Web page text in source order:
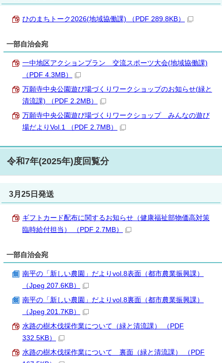
ひのまちトーク2026(地域協働課) （PDF 289.8KB）
一部自治会宛
一中地区アクションプラン 交流スポーツ大会(地域協働課)
（PDF 4.3MB）
万願寺中央公園遊び場づくりワークショップのお知らせ(緑と
清流課) （PDF 2.2MB）
万願寺中央公園遊び場づくりワークショップ みんなの遊び
場だよりVol.1 （PDF 2.7MB）
令和7年(2025年)度回覧分
3月25日発送
ギフトカード配布に関するお知らせ（健康福祉部物価高対策
臨時給付担当） （PDF 2.7MB）
一部自治会宛
南平の「新しい農園」だよりvol.8表面（都市農業振興課）
（Jpeg 207.6KB）
南平の「新しい農園」だよりvol.8裏面（都市農業振興課）
（Jpeg 201.7KB）
水路の樹木伐採作業について（緑と清流課） （PDF
332.5KB）
水路の樹木伐採作業について 裏面（緑と清流課） （PDF